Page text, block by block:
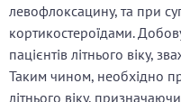
левофлоксацину, та при
кортикостероїдами.
пацієнтів літнього віку,
Таким чином, необхідно
літнього віку,